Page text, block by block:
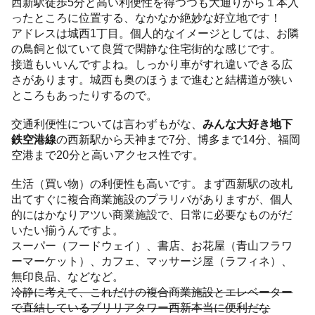
ったところに位置する、なかなか絶妙な好立地です！
アドレスは城西1丁目。個人的なイメージとしては、お隣
の鳥飼と似ていて良質で閑静な住宅街的な感じです。
接道もいいんですよね。しっかり車がすれ違いできる広
さがあります。城西も奥のほうまで進むと結構道が狭い
ところもあったりするので。
交通利便性については言わずもがな、みんな大好き地下
鉄空港線の西新駅から天神まで7分、博多まで14分、福岡
空港まで20分と高いアクセス性です。
生活（買い物）の利便性も高いです。まず西新駅の改札
出てすぐに複合商業施設のプラリバがありますが、個人
的にはかなりアツい商業施設で、日常に必要なものがだ
いたい揃うんですよ。
スーパー（フードウェイ）、書店、お花屋（青山フラワ
ーマーケット）、カフェ、マッサージ屋（ラフィネ）、
無印良品、などなど。
冷静に考えて、これだけの複合商業施設とエレベーター
で直結しているブリリアタワー西新本当に便利だな